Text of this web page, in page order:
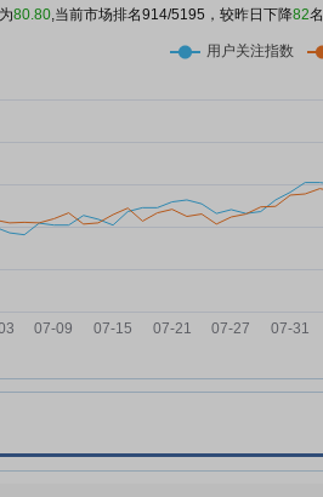
科技：融资净买入180.61万
融资余额10.09亿元
科技：融资净偿还50.79万
余额10.09亿元
融资余额10.09亿元
议公告
04-28
04-28
80.80,当前市场排名914/5195，较昨日下降82名